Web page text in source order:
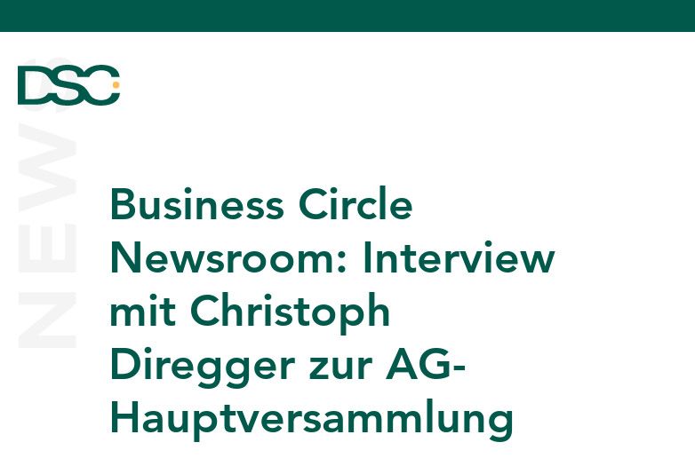
ÜBER UNS
EXPERTISE
TEAM
NEWS
NEWS Business Circle
Newsroom: Interview
mit Christoph
Diregger zur AG-
Hauptversammlung